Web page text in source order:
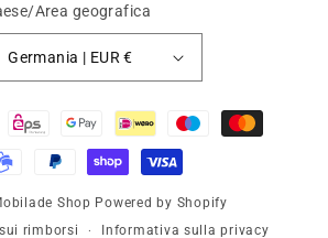
Area geografica
Germania | EUR €
Shop Powered by Shopify
rimborsi
Informativa sulla privacy